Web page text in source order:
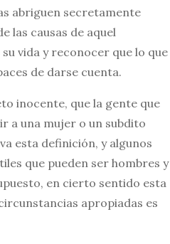
abriguen secretamente
las causas de aquel
vida y reconocer que lo que
de darse cuenta.
inocente, que la gente que
a una mujer o un subdito
esta definición, y algunos
que pueden ser hombres y
en cierto sentido esta
apropiadas es